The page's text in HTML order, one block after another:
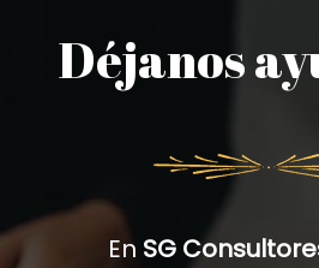
Déjanos
En SG